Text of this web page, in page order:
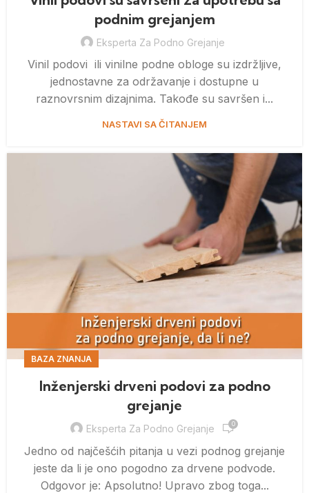
podnim grejanjem
Eksperta Za Podno Grejanje
Vinil podovi ili vinilne podne obloge su izdržljive,
jednostavne za održavanje i dostupne u
raznovrsnim dizajnima. Takođe su savršen i...
NASTAVI SA ČITANJEM
BAZA ZNANJA
Inženjerski drveni podovi za podno
grejanje
Eksperta Za Podno Grejanje 0
Jedno od najčešćih pitanja u vezi podnog grejanje
jeste da li je ono pogodno za drvene podvode.
Odgovor je: Apsolutno! Upravo zbog toga...